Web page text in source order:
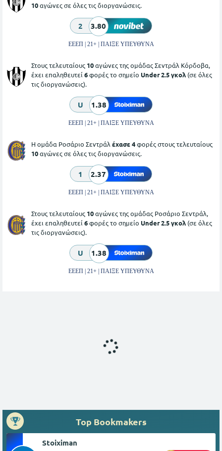
10αγώνες σε όλες τις διοργανώσεις.
2 3.80
ΕΕΕΠ | 21+ | ΠΑΙΞΕ ΥΠΕΥΘΥΝΑ
Στους τελευταίους 10αγώνες της ομάδας Σεντράλ Κόρδοβα,
έχει επαληθευτεί 6φορές το σημείο Under 2.5 γκολ (σε όλες
τις διοργανώσεις).
U 1.38
ΕΕΕΠ | 21+ | ΠΑΙΞΕ ΥΠΕΥΘΥΝΑ
Η ομάδα Ροσάριο Σεντράλ έχασε 4φορές στους τελευταίους
10αγώνες σε όλες τις διοργανώσεις.
1 2.37
ΕΕΕΠ | 21+ | ΠΑΙΞΕ ΥΠΕΥΘΥΝΑ
Στους τελευταίους 10αγώνες της ομάδας Ροσάριο Σεντράλ,
έχει επαληθευτεί 6φορές το σημείο Under 2.5 γκολ (σε όλες
τις διοργανώσεις).
U 1.38
ΕΕΕΠ | 21+ | ΠΑΙΞΕ ΥΠΕΥΘΥΝΑ
Top Bookmakers
Stoiximan